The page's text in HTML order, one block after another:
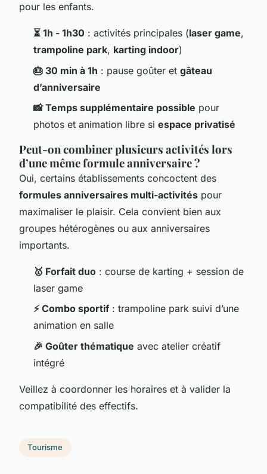
pour les enfants.
⏳ 1h - 1h30 : activités principales (laser game,
trampoline park, karting indoor)
🎂 30 min à 1h : pause goûter et gâteau
d’anniversaire
📸 Temps supplémentaire possible pour
photos et animation libre si espace privatisé
Peut-on combiner plusieurs activités lors
d’une même formule anniversaire ?
Oui, certains établissements concoctent des
formules anniversaires multi-activités pour
maximaliser le plaisir. Cela convient bien aux
groupes hétérogènes ou aux anniversaires
importants.
🥇 Forfait duo : course de karting + session de
laser game
⚡ Combo sportif : trampoline park suivi d’une
animation en salle
🎉 Goûter thématique avec atelier créatif
intégré
Veillez à coordonner les horaires et à valider la
compatibilité des effectifs.
Tourisme